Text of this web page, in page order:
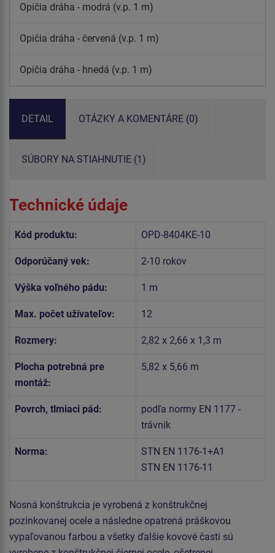
Opičia dráha - modrá (v.p. 1 m)
Opičia dráha - červená (v.p. 1 m)
Opičia dráha - hnedá (v.p. 1 m)
DETAIL OTÁZKY A KOMENTÁRE (0)
SÚBORY NA STIAHNUTIE (1)
Technické údaje
Kód produktu: OPD-8404KE-10
Odporúčaný vek: 2-10 rokov
Výška voľného pádu: 1 m
Max. počet užívateľov: 12
Rozmery: 2,82 x 2,66 x 1,3 m
Plocha potrebná pre
montáž:
5,82 x 5,66 m
Povrch, tlmiaci pád:
podľa normy EN 1177 -
trávnik
Norma:
STN EN 1176-1+A1
STN EN 1176-11
Nosná konštrukcia je vyrobená z konštrukčnej
pozinkovanej ocele a následne opatrená práškovou
vypaľovanou farbou a všetky ďalšie kovové časti sú